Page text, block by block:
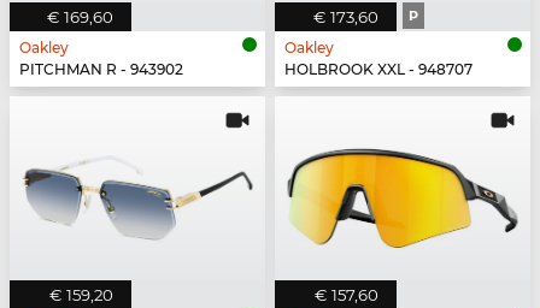
€ 169,60
Oakley
PITCHMAN R - 943902
€ 173,60 P
Oakley
HOLBROOK XXL - 948707
€ 159,20 € 157,60